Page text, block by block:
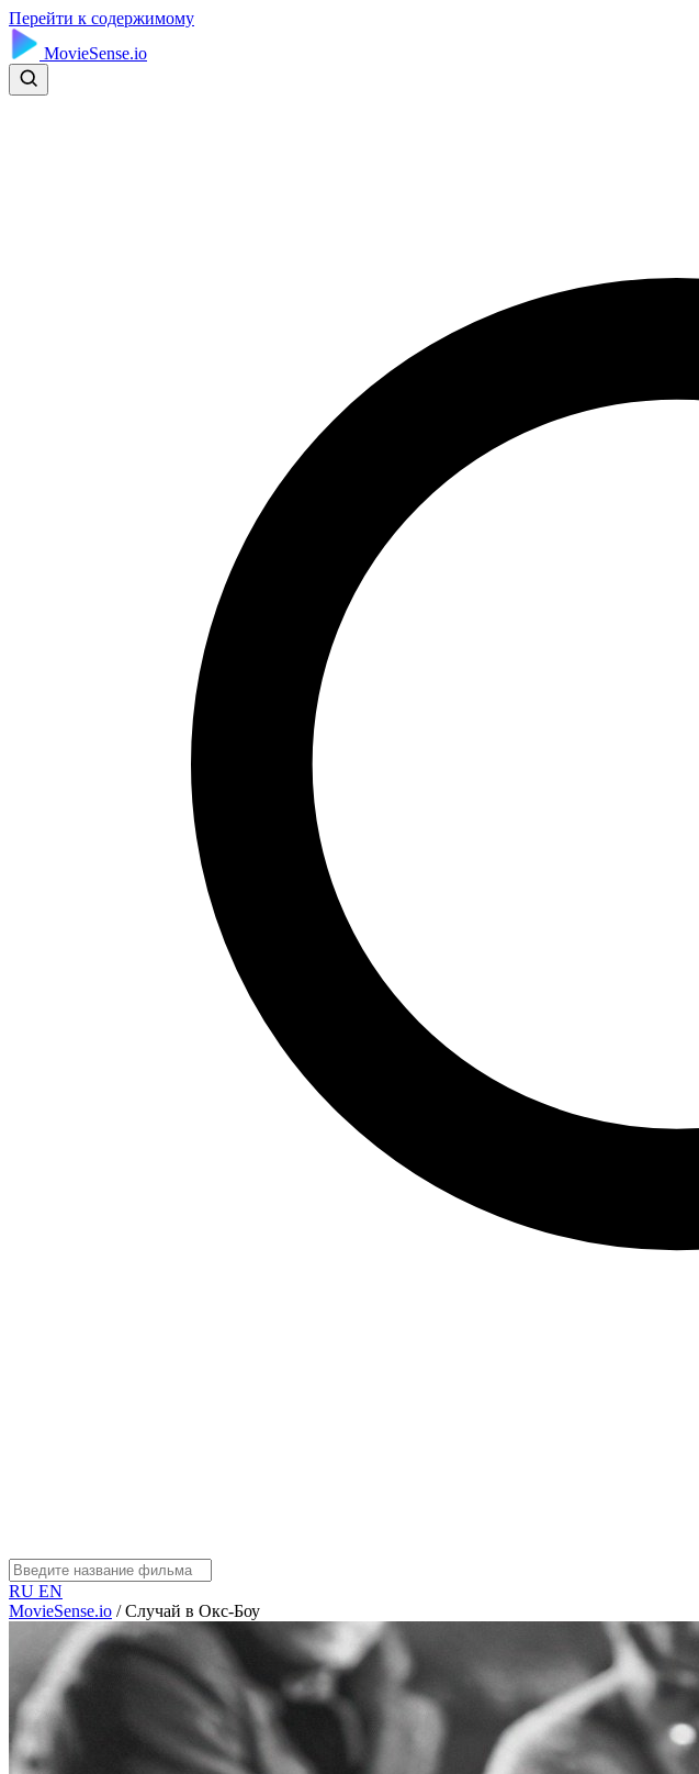
Перейти к содержимому
MovieSense.io
RU EN
MovieSense.io / Случай в Окс-Боу